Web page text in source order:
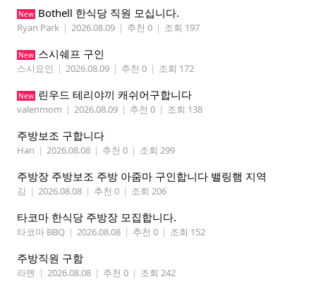
New Bothell 한식당 직원 모십니다.
Ryan Park | 2026.08.09 | 추천 0 | 조회 197
New 스시쉐프 구인
스시요인 | 2026.08.09 | 추천 0 | 조회 172
New 린우드 테리야끼 캐쉬어구합니다
valenmom | 2026.08.09 | 추천 0 | 조회 138
주방보조 구합니다
Han | 2026.08.08 | 추천 0 | 조회 299
주방장 주방보조 주방 아줌마 구인합니다 밸링햄 지역
김 | 2026.08.08 | 추천 0 | 조회 206
타코마 한식당 주방장 모집합니다.
타코마 BBQ | 2026.08.08 | 추천 0 | 조회 152
주방직원 구함
라멘 | 2026.08.08 | 추천 0 | 조회 242